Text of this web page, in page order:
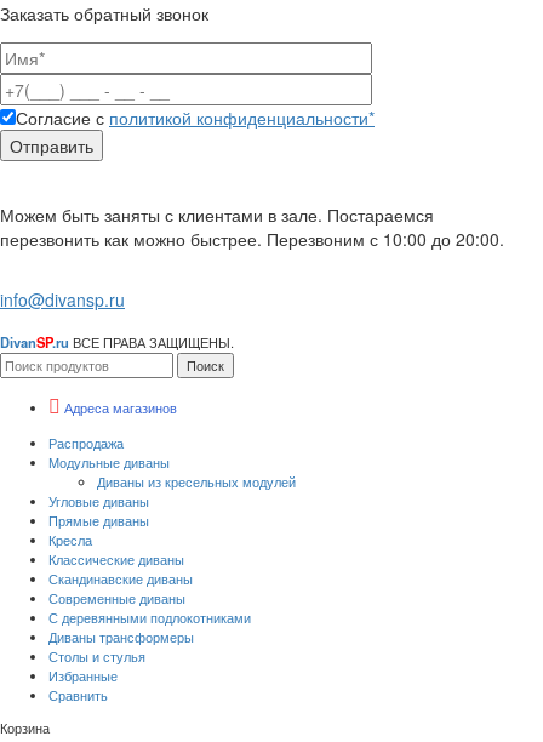
Заказать обратный звонок
Согласие с политикой конфиденциальности*
Можем быть заняты с клиентами в зале. Постараемся
перезвонить как можно быстрее. Перезвоним с 10:00 до 20:00.
info@divansp.ru
DivanSP.ru ВСЕ ПРАВА ЗАЩИЩЕНЫ.
Поиск
Адреса магазинов
Распродажа
Модульные диваны
Диваны из кресельных модулей
Угловые диваны
Прямые диваны
Кресла
Классические диваны
Скандинавские диваны
Современные диваны
С деревянными подлокотниками
Диваны трансформеры
Столы и стулья
Избранные
Сравнить
Корзина